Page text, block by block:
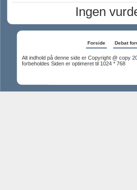
Ingen
Forside Debat
Alt indhold på denne side er Copyright @ copy
forbeholdes Siden er optimeret til 1024 * 768